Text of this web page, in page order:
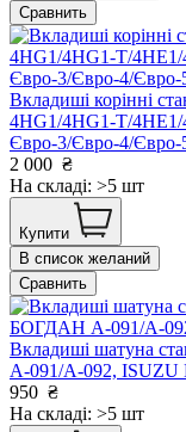
Сравнить
Вкладиші корінні
4HG1/4HG1-T/
Євро-3/Євро-4/
2 000 ₴
На складі: >5 шт
Купити
В список желаний
Сравнить
Вкладиші шатуна
А-091/А-092, ISUZU
950 ₴
На складі: >5 шт